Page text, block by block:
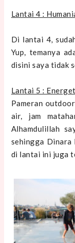
Lantai 4 :
Di lantai 4,
Yup, temanya
disini saya tidak
Lantai 5 :
Pameran
air, jam
Alhamdulillah
sehingga Dinara
di lantai ini juga